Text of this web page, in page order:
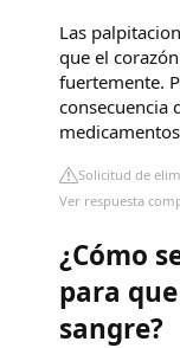
Las
que el
fuertemente.
consecuencia
Solicitud de
Ver respuesta
¿Cómo
para
sangre?